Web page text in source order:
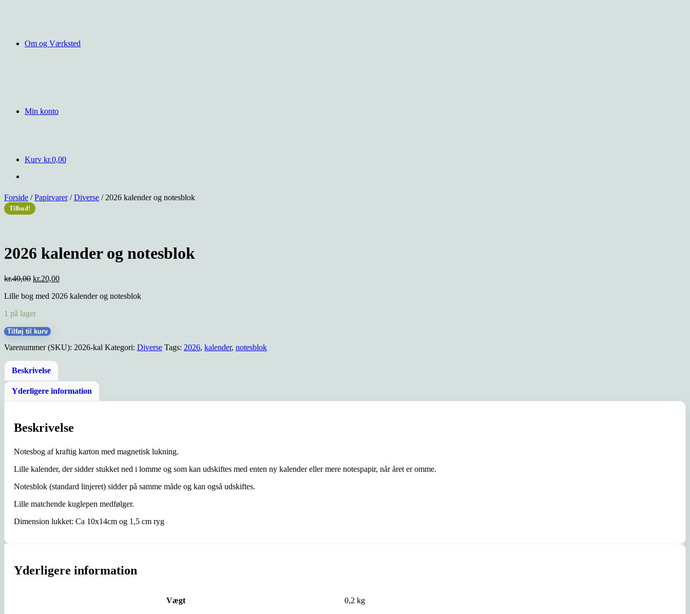
Om og Værksted
Min konto
Kurv kr.0,00
Forside /Papirvarer/Diverse / 2026 kalender og notesblok
Tilbud!
2026 kalender og notesblok
kr.40,00 Den
pris
kr.40,00.
kr.20,00Den
pris
Lille bog med 2026 kalender og notesblok
1 på lager
2026
og
antal
Tilføj til kurv
Varenummer (SKU): 2026-kal Kategori: Diverse Tags: 2026, kalender, notesblok
Beskrivelse
Yderligere information
Beskrivelse
Notesbog af kraftig karton med magnetisk lukning.
Lille kalender, der sidder stukket ned i lomme og som kan udskiftes med enten ny kalender eller mere notespapir, når året er omme.
Notesblok (standard linjeret) sidder på samme måde og kan også udskiftes.
Lille matchende kuglepen medfølger.
Dimension lukket: Ca 10x14cm og 1,5 cm ryg
Yderligere information
Vægt 0,2 kg